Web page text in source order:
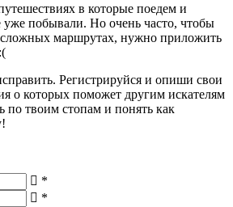
в которые поедем и
уже побывали. Но очень часто, чтобы
маршрутах, нужно приложить
Регистрируйся и опиши свои
о которых поможет другим искателям
по твоим стопам и понять как
*
*